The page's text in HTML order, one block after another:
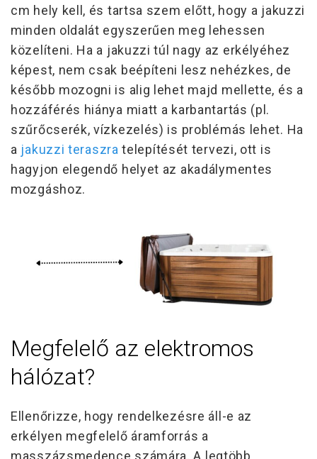
cm hely kell, és tartsa szem előtt, hogy a jakuzzi
minden oldalát egyszerűen meg lehessen
közelíteni. Ha a jakuzzi túl nagy az erkélyéhez
képest, nem csak beépíteni lesz nehézkes, de
később mozogni is alig lehet majd mellette, és a
hozzáférés hiánya miatt a karbantartás (pl.
szűrőcserék, vízkezelés) is problémás lehet. Ha
a jakuzzi teraszra telepítését tervezi, ott is
hagyjon elegendő helyet az akadálymentes
mozgáshoz.
Megfelelő az elektromos
hálózat?
Ellenőrizze, hogy rendelkezésre áll-e az
erkélyen megfelelő áramforrás a
masszázsmedence számára. A legtöbb